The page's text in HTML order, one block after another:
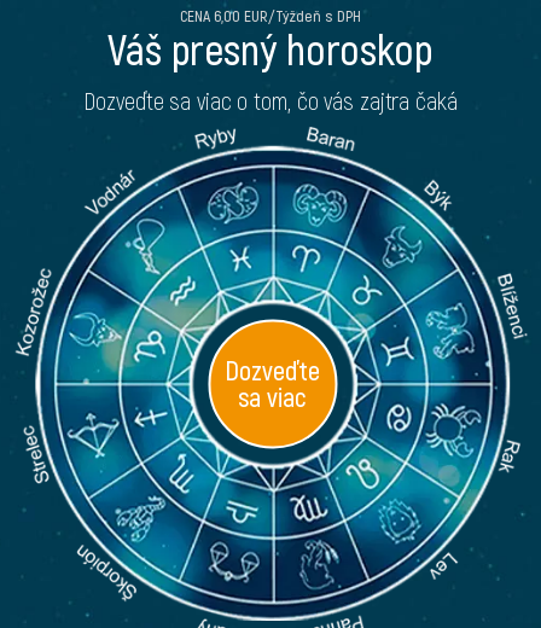
CENA 6,00 EUR/Týždeň s DPH
Váš presný horoskop
Dozveďte sa viac o tom, čo vás zajtra čaká
Dozveďte
sa viac